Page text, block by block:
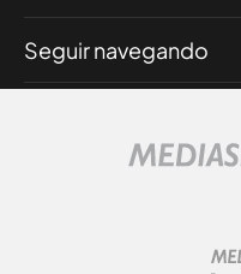
Seguir navegando